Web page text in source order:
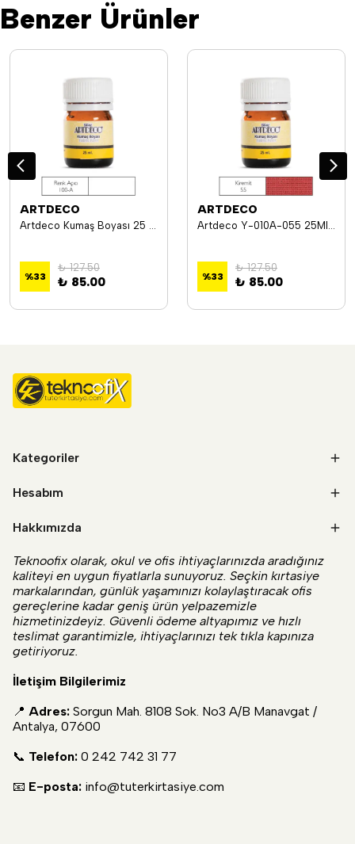
Benzer Ürünler
ARTDECO
Artdeco Kumaş Boyası 25 Ml Renk Açıçı Y-010A-100A
%33
₺ 127.50
₺ 85.00
ARTDECO
Artdeco Y-010A-055 25Ml Kumaş Boya Kiremit
%33
₺ 127.50
₺ 85.00
Kategoriler
Hesabım
Hakkımızda
Teknoofix olarak, okul ve ofis ihtiyaçlarınızda aradığınız
kaliteyi en uygun fiyatlarla sunuyoruz. Seçkin kırtasiye
markalarından, günlük yaşamınızı kolaylaştıracak ofis
gereçlerine kadar geniş ürün yelpazemizle
hizmetinizdeyiz. Güvenli ödeme altyapımız ve hızlı
teslimat garantimizle, ihtiyaçlarınızı tek tıkla kapınıza
getiriyoruz.
İletişim Bilgilerimiz
📍 Adres: Sorgun Mah. 8108 Sok. No3 A/B Manavgat /
Antalya, 07600
📞 Telefon: 0 242 742 31 77
📧 E-posta: info@tuterkirtasiye.com